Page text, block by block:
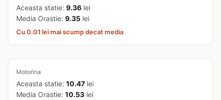
Aceasta statie: 9.36 lei
Media Orastie: 9.35 lei
Cu 0.01 lei mai scump decat media
Motorina
Aceasta statie: 10.47 lei
Media Orastie: 10.53 lei